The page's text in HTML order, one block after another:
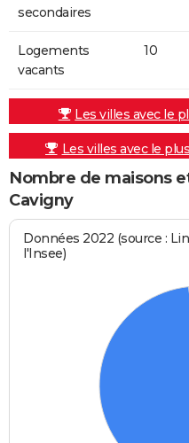
secondaires
Logements
vacants
10
Les villes avec le
Les villes avec le
Nombre de maisons
Cavigny
Données 2022 (source :
l'Insee)